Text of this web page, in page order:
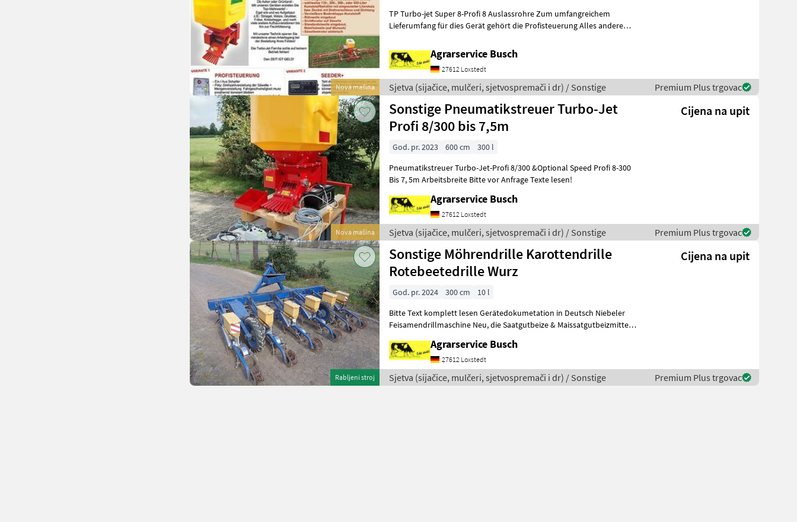
Nova mašina
TP Turbo-jet Super 8-Profi 8 Auslassrohre Zum umfangreichem
Lieferumfang für dies Gerät gehört die Profisteuerung Alles andere
Agrarservice Busch
27612 Loxstedt
Sjetva (sijačice, mulčeri, sjetvospremači i dr) / Sonstige Premium Plus trgovac
Nova mašina
Sonstige Pneumatikstreuer Turbo-Jet
Profi 8/300 bis 7,5m
Cijena na upit
God. pr. 2023 600 cm
300 l
Pneumatikstreuer Turbo-Jet-Profi 8/300 &Optional Speed Profi 8-300
Bis 7, 5m Arbeitsbreite Bitte vor Anfrage Texte lesen!
Agrarservice Busch
27612 Loxstedt
Sjetva (sijačice, mulčeri, sjetvospremači i dr) / Sonstige Premium Plus trgovac
Rabljeni stroj
Sonstige Möhrendrille Karottendrille
Rotebeetedrille Wurz
Cijena na upit
God. pr. 2024 300 cm
10 l
Bitte Text komplett lesen Gerätedokumetation in Deutsch Niebeler
Feisamendrillmaschine Neu, die Saatgutbeize & Maissatgutbeizmittel
Agrarservice Busch
27612 Loxstedt
Sjetva (sijačice, mulčeri, sjetvospremači i dr) / Sonstige Premium Plus trgovac